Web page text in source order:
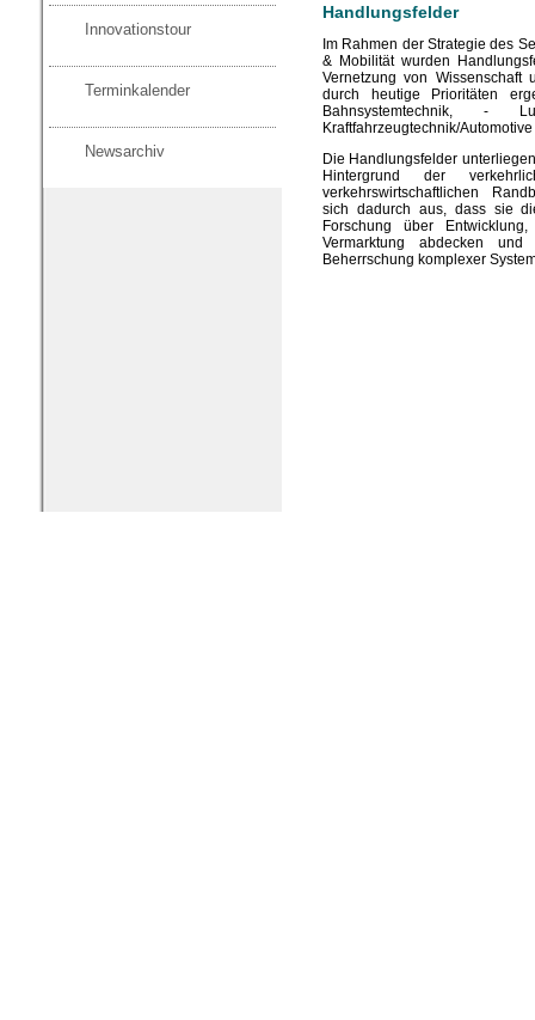
Innovationstour
Terminkalender
Newsarchiv
Handlungsfelder
Im Rahmen der Strategie des
& Mobilität wurden
Vernetzung von
durch heutige Prioritäten
Bahnsystemtechnik, -
Kraftfahrzeugtechnik/Automotive
Die Handlungsfelder
Hintergrund der
verkehrswirtschaftlichen
sich dadurch aus, dass sie
Forschung über
Vermarktung abdecken
Beherrschung komplexer